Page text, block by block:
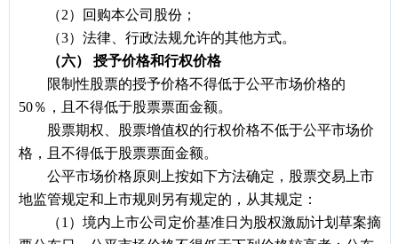
（2）回购本公司股份；
（3）法律、行政法规允许的其他方式。
（六） 授予价格和行权价格
限制性股票的授予价格不得低于公平市场价格的
50％，且不得低于股票票面金额。
股票期权、股票增值权的行权价格不低于公平市场价
格，且不得低于股票票面金额。
公平市场价格原则上按如下方法确定，股票交易上市
地监管规定和上市规则另有规定的，从其规定：
（1）境内上市公司定价基准日为股权激励计划草案摘